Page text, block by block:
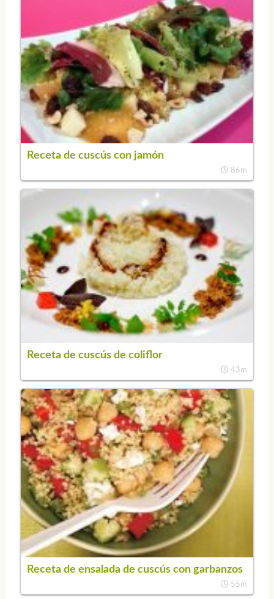
Receta de cuscús con jamón
86m
Receta de cuscús de coliflor
43m
Receta de ensalada de cuscús con garbanzos
55m